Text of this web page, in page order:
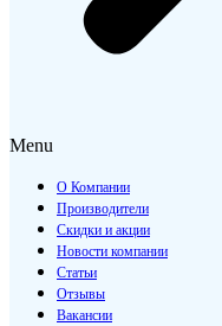
Menu
О Компании
Производители
Скидки и акции
Новости компании
Статьи
Отзывы
Вакансии